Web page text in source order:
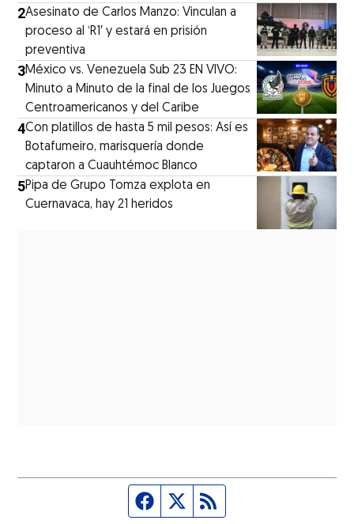
2Asesinato de Carlos Manzo: Vinculan a
proceso al ‘R1′ y estará en prisión
preventiva
3México vs. Venezuela Sub 23 EN VIVO:
Minuto a Minuto de la final de los Juegos
Centroamericanos y del Caribe
4Con platillos de hasta 5 mil pesos: Así es
Botafumeiro, marisquería donde
captaron a Cuauhtémoc Blanco
5Pipa de Grupo Tomza explota en
Cuernavaca, hay 21 heridos
Página de Facebook
Fuente Twitter